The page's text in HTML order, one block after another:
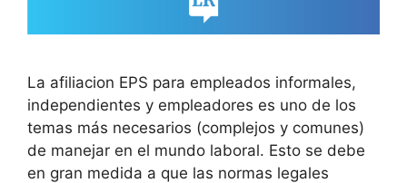
La afiliacion EPS para empleados informales,
independientes y empleadores es uno de los
temas más necesarios (complejos y comunes)
de manejar en el mundo laboral. Esto se debe
en gran medida a que las normas legales